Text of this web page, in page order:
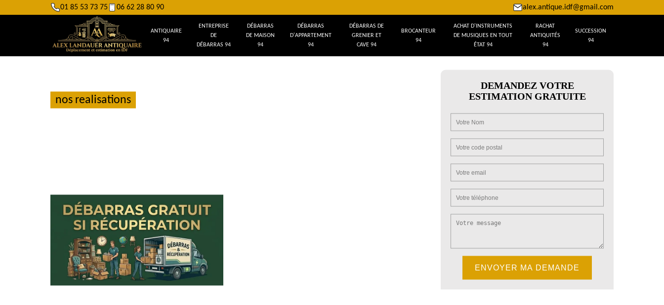
01 85 53 73 75 06 62 28 80 90 alex.antique.idf@gmail.com
ANTIQUAIRE
94
ENTREPRISE
DE
DÉBARRAS 94
DÉBARRAS
DE MAISON
94
DÉBARRAS
D'APPARTEMENT
94
DÉBARRAS DE
GRENIER ET
CAVE 94
BROCANTEUR
94
ACHAT D'INSTRUMENTS
DE MUSIQUES EN TOUT
ÉTAT 94
RACHAT
ANTIQUITÉS
94
SUCCESSION
94
DEMANDEZ VOTRE
ESTIMATION GRATUITE
nos realisations